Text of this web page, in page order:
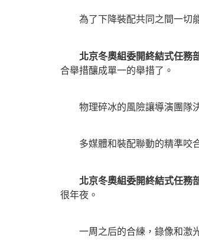
為了下降裝配共同之間一切能
北京冬奧組委開終結式任務
合舉措釀成單一的舉措了。
物理碎冰的風險讓導演團隊
多媒體和裝配聯動的精準咬合
北京冬奧組委開終結式任務
很年夜。
一周之后的合練，錄像和激光